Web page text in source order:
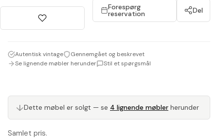
Samlet pris.
Forespørg
reservation Del
Autentisk vintage
Gennemgået og beskrevet
Se lignende møbler herunder
Stil et spørgsmål
↓Dette møbel er solgt — se 4 lignende møbler herunder